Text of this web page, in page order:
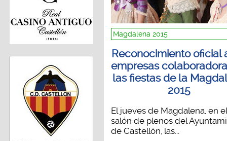
Magdalena 2015
Reconocimiento oficial
empresas
las fiestas de la
2015
El jueves de Magdalena, en el
salón de plenos del
de Castellón, las...